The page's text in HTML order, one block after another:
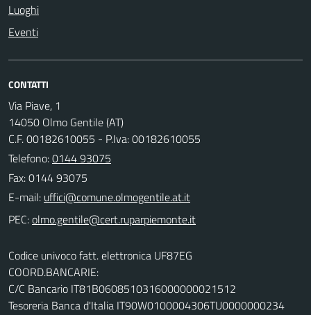
Luoghi
Eventi
CONTATTI
Via Piave, 1
14050 Olmo Gentile (AT)
C.F. 00182610055 - P.Iva: 00182610055
Telefono:0144 93075
Fax: 0144 93075
E-mail:
PEC:
Codice univoco fatt. elettronica UF87EG
COORD.BANCARIE:
C/C Bancario IT81B0608510316000000021512
Tesoreria Banca d'Italia IT90W0100004306TU0000000234